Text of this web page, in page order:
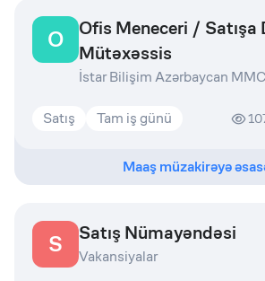
O
Ofis Meneceri / Satışa
Mütəxəssis
İstar Bilişim Azərbaycan MMC
Satış Tam iş günü
Maaş müzakirəyə
S Satış Nümayəndəsi
Vakansiyalar